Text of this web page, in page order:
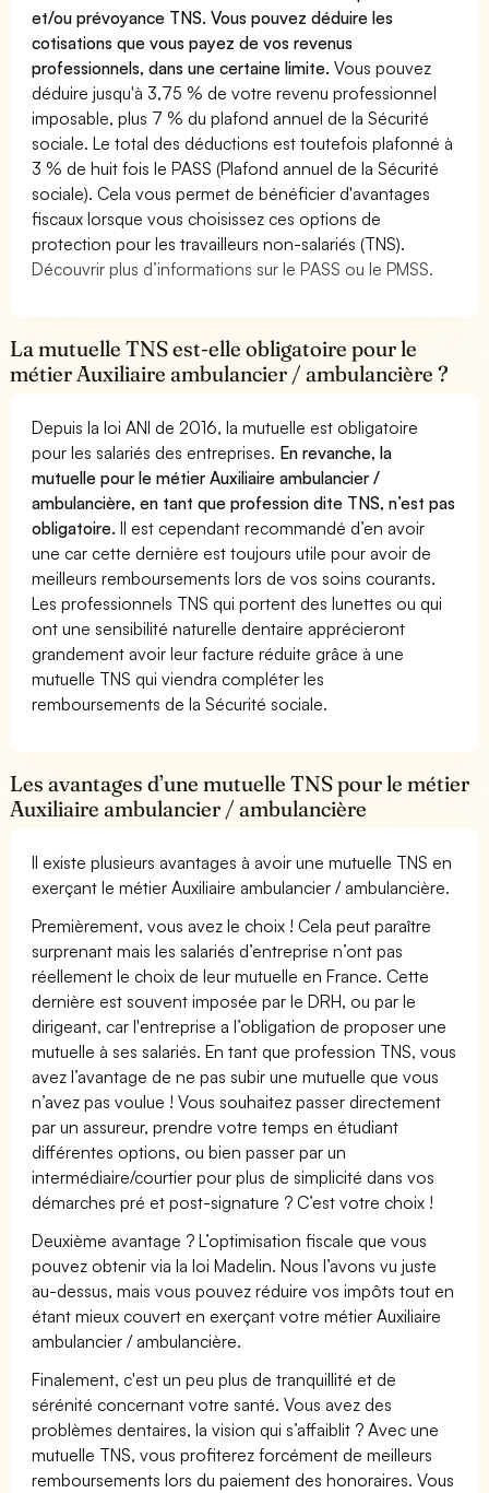
et/ou prévoyance TNS. Vous pouvez déduire les
cotisations que vous payez de vos revenus
professionnels, dans une certaine limite.Vous pouvez
déduire jusqu'à 3,75 % de votre revenu professionnel
imposable, plus 7 % du plafond annuel de la Sécurité
sociale. Le total des déductions est toutefois plafonné à
3 % de huit fois le PASS (Plafond annuel de la Sécurité
sociale). Cela vous permet de bénéficier d'avantages
fiscaux lorsque vous choisissez ces options de
protection pour les travailleurs non-salariés (TNS).
Découvrir plus d’informations sur le PASS ou le PMSS.
La mutuelle TNS est-elle obligatoire pour le
métier Auxiliaire ambulancier / ambulancière ?
Depuis la loi ANI de 2016, la mutuelle est obligatoire
pour les salariés des entreprises. En revanche, la
mutuelle pour le métier Auxiliaire ambulancier /
ambulancière, en tant que profession dite TNS, n’est pas
obligatoire.Il est cependant recommandé d’en avoir
une car cette dernière est toujours utile pour avoir de
meilleurs remboursements lors de vos soins courants.
Les professionnels TNS qui portent des lunettes ou qui
ont une sensibilité naturelle dentaire apprécieront
grandement avoir leur facture réduite grâce à une
mutuelle TNS qui viendra compléter les
remboursements de la Sécurité sociale.
Les avantages d’une mutuelle TNS pour le métier
Auxiliaire ambulancier / ambulancière
Il existe plusieurs avantages à avoir une mutuelle TNS en
exerçant le métier Auxiliaire ambulancier / ambulancière.
Premièrement, vous avez le choix ! Cela peut paraître
surprenant mais les salariés d’entreprise n’ont pas
réellement le choix de leur mutuelle en France. Cette
dernière est souvent imposée par le DRH, ou par le
dirigeant, car l'entreprise a l’obligation de proposer une
mutuelle à ses salariés. En tant que profession TNS, vous
avez l’avantage de ne pas subir une mutuelle que vous
n’avez pas voulue ! Vous souhaitez passer directement
par un assureur, prendre votre temps en étudiant
différentes options, ou bien passer par un
intermédiaire/courtier pour plus de simplicité dans vos
démarches pré et post-signature ? C’est votre choix !
Deuxième avantage ? L’optimisation fiscale que vous
pouvez obtenir via la loi Madelin. Nous l’avons vu juste
au-dessus, mais vous pouvez réduire vos impôts tout en
étant mieux couvert en exerçant votre métier Auxiliaire
ambulancier / ambulancière.
Finalement, c'est un peu plus de tranquillité et de
sérénité concernant votre santé. Vous avez des
problèmes dentaires, la vision qui s’affaiblit ? Avec une
mutuelle TNS, vous profiterez forcément de meilleurs
remboursements lors du paiement des honoraires. Vous